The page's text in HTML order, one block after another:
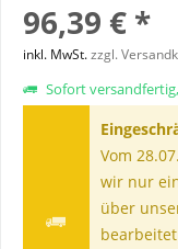
96,39 € *
inkl. MwSt.zzgl.
Sofort
Vom
wir nur
über